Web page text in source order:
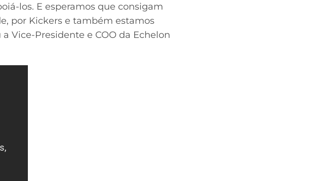
los. E esperamos que consigam
por Kickers e também estamos
Vice-Presidente e COO da Echelon